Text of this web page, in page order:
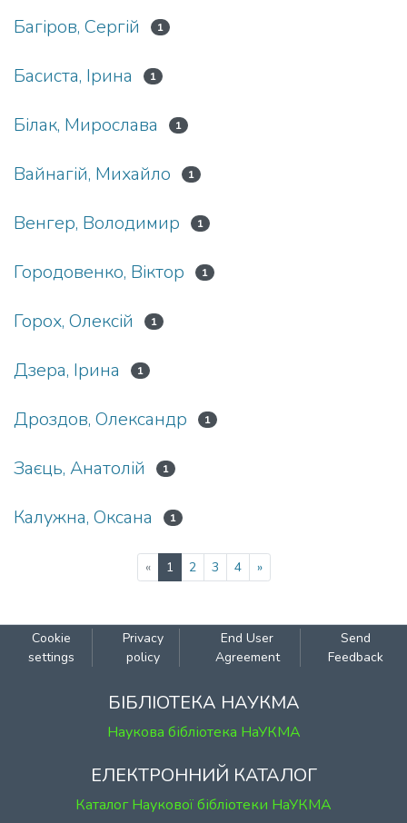
Багіров, Сергій 1
Басиста, Ірина 1
Білак, Мирослава 1
Вайнагій, Михайло 1
Венгер, Володимир 1
Городовенко, Віктор 1
Горох, Олексій 1
Дзера, Ірина 1
Дроздов, Олександр 1
Заєць, Анатолій 1
Калужна, Оксана 1
« 1(current)
2 3 4 »
Cookie
settings
Privacy
policy
End User
Agreement
Send
Feedback
БІБЛІОТЕКА НАУКМА
Наукова бібліотека НаУКМА
ЕЛЕКТРОННИЙ КАТАЛОГ
Каталог Наукової бібліотеки НаУКМА